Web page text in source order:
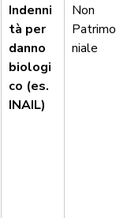
Indenni
tà per
danno
biologi
co (es.
INAIL)
Non
Patrimo
niale